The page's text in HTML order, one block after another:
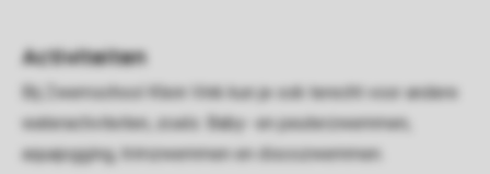
Activiteiten
Bij Zwemschool Klein Vink kun je ook terecht voor andere
wateractiviteiten, zoals: Baby- en peuterzwemmen,
aquajogging, trimzwemmen en discozwemmen.